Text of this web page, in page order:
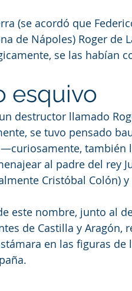
(se acordó que
de Nápoles) Roger de
se las habían
esquivo
destructor llamado
se tuvo pensado
—curiosamente,
al padre del rey
Cristóbal Colón)
este nombre, junto al
de Castilla y Aragón,
en las figuras